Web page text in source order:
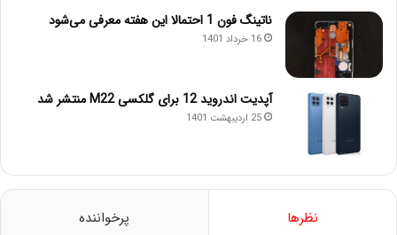
ناتینگ فون 1 احتمالا این هفته معرفی می‌شود
16 خرداد 1401
آپدیت اندروید 12 برای گلکسی M22 منتشر شد
25 اردیبهشت 1401
نظرها پرخواننده